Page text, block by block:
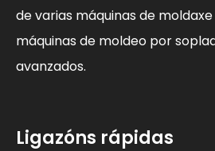
de varias máquinas de
máquinas de moldeo por
avanzados.
Ligazóns rápidas